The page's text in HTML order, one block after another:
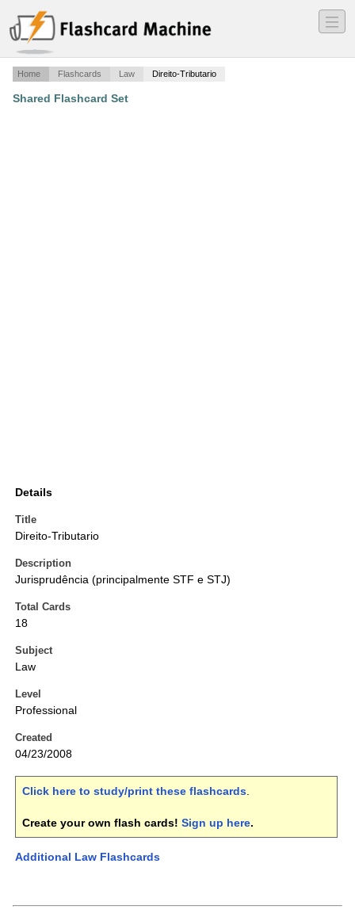
―
―
―
Home Flashcards Law Direito-Tributario
Shared Flashcard Set
Details
Title
Direito-Tributario
Description
Jurisprudência (principalmente STF e STJ)
Total Cards
18
Subject
Law
Level
Professional
Created
04/23/2008
Click here to study/print these flashcards.
Create your own flash cards! Sign up here.
Additional Law Flashcards